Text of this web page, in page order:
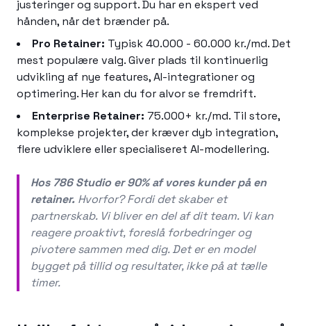
justeringer og support. Du har en ekspert ved
hånden, når det brænder på.
Pro Retainer: Typisk 40.000 - 60.000 kr./md. Det
mest populære valg. Giver plads til kontinuerlig
udvikling af nye features, AI-integrationer og
optimering. Her kan du for alvor se fremdrift.
Enterprise Retainer: 75.000+ kr./md. Til store,
komplekse projekter, der kræver dyb integration,
flere udviklere eller specialiseret AI-modellering.
Hos 786 Studio er 90% af vores kunder på en
retainer. Hvorfor? Fordi det skaber et
partnerskab. Vi bliver en del af dit team. Vi kan
reagere proaktivt, foreslå forbedringer og
pivotere sammen med dig. Det er en model
bygget på tillid og resultater, ikke på at tælle
timer.